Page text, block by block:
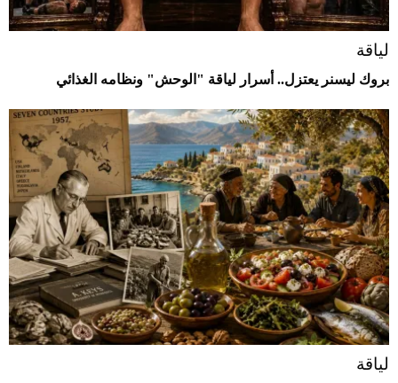
لياقة
بروك ليسنر يعتزل.. أسرار لياقة "الوحش" ونظامه الغذائي
لياقة